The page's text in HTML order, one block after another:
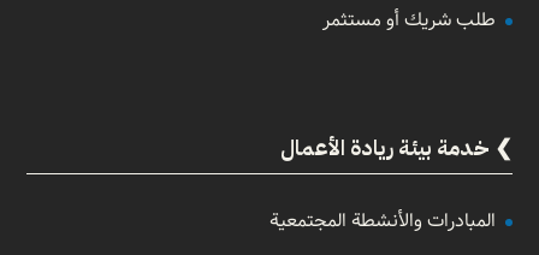
طلب شريك أو مستثمر
خدمة بيئة ريادة الأعمال
المبادرات والأنشطة المجتمعية